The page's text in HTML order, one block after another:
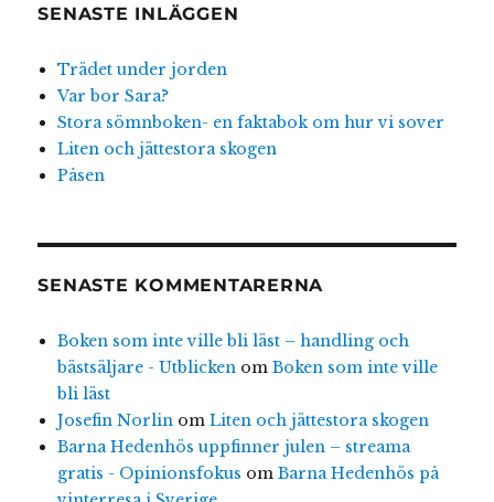
SENASTE INLÄGGEN
Trädet under jorden
Var bor Sara?
Stora sömnboken- en faktabok om hur vi sover
Liten och jättestora skogen
Påsen
SENASTE KOMMENTARERNA
Boken som inte ville bli läst – handling och
bästsäljare - Utblickenom Boken som inte ville
bli läst
Josefin Norlinom Liten och jättestora skogen
Barna Hedenhös uppfinner julen – streama
gratis - Opinionsfokus om Barna Hedenhös på